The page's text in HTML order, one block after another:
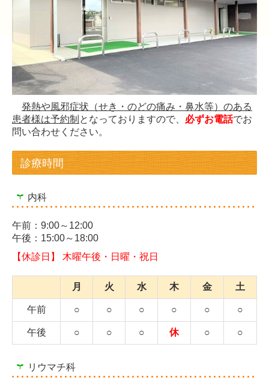
発熱や風邪症状（せき・のどの痛み・鼻水等） のある
患者様は予約制となっておりますので、 必ずお電話でお
問い合わせください。
診療時間
内科
午前：9:00～12:00
午後：15:00～18:00
【休診日】 木曜午後・日曜・祝日
月 火 水 木 金 土
午前 ○ ○ ○ ○ ○ ○
午後 ○ ○ ○ 休 ○ ○
リウマチ科